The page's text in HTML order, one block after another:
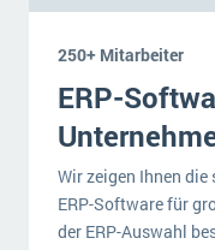
250+ Mitarbeiter
ERP-
Wir zeigen Ihnen
ERP-Software für
der ERP-Auswahl